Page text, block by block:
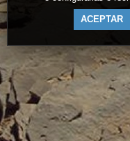
ACEPTAR